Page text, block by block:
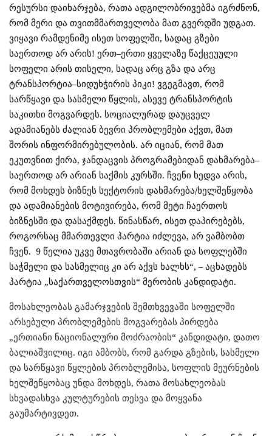
რესურსი დაიხარჯება, რათა ადგილობრივებმა იგრძნონ,
რომ მერი და თვითმმართველობა მათ გვერდში უდგათ.
ვიყავი რამდენიმე ისეთ სოფელში, სადაც გზები
საერთოდ არ არის! ერთ–ერთი ყველაზე წაქცეუული
სოფელი არის თისელი, სადაც არც გზა და არც
ტრანსპორტია–სიდუხჭირის პიკი! ვგეგმავთ, რომ
სარწყავი და სასმელი წყლის, ასევე ტრანსპორტის
საკითხი მოგვარდეს. სოციალურად დაუცველ
ადამიანებს ძალიან ბევრი პრობლემები აქვთ, მათ
შორის ინფორმირებულობის. არ იციან, რომ მათ
ეკუთვნით ქირა, ჯანდაცვის პროგრამებიდან დახმარება–
საერთოდ არ არიან საქმის კურსში. ჩვენი ხედვა არის,
რომ მოხდეს ბიზნეს სექტორის დახმარება/ხელშეწყობა
და ადამიანების მოტივირება, რომ მეტი ჩაერთოს
ბიზნესში და დასაქმდეს. წინასწარ, ისეთ დაპირებებს,
როგორსაც მმართევლი პარტია იძლევა, არ ვამბობთ
ჩვენ. 9 წელია უკვე მთავრობაში არიან და სოფლებში
საჭმელი და სასმელიც კი არ აქვს ხალხს“, – აცხადებს
პარტია „საქართველოსთვის“ მერობის კანდიდატი.
მოსახლეობას გამარჯვების შემთხვევაში სოფელში
არსებული პრობლემების მოგვარებას პირდება
„ერთიანი ნაციონალური მოძრაობის“ კანდიდატი, დათო
ბალიაშვილიც. იგი ამბობს, რომ გარდა გზების, სასმელი
და სარწყავი წყლების პრობლემისა, სოფლის მეურნების
ხელშეწყობაც უნდა მოხდეს, რათა მოსახლეობას
სხვადასხვა კულტურების თესვა და მოყვანა
გაუმარტივდეთ.